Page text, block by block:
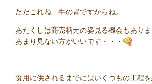
ただこれね、牛の胃ですからね。
あたくしは商売柄元の姿見る機会もあり
あまり見ない方がいいです・・・
食用に供されるまでにはいくつもの工程を